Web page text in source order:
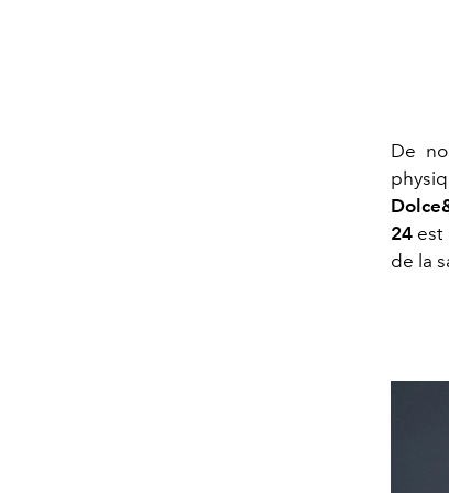
De
24 est
de la